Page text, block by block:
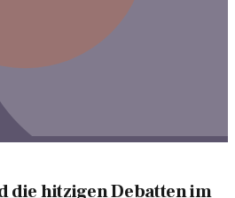
die hitzigen Debatten im